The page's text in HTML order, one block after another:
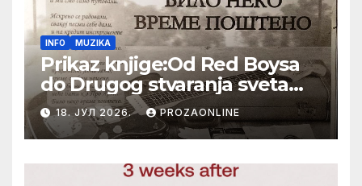
INFO MUZIKA
Prikaz knjige:Od Red Boysa
do Drugog stvaranja sveta
(bilo neko vreme pošteno)
(autor- Zlatomira Sremca,
Botoš 2022. godine,
samizdat)
18. ЈУЛ 2026. PROZAONLINE